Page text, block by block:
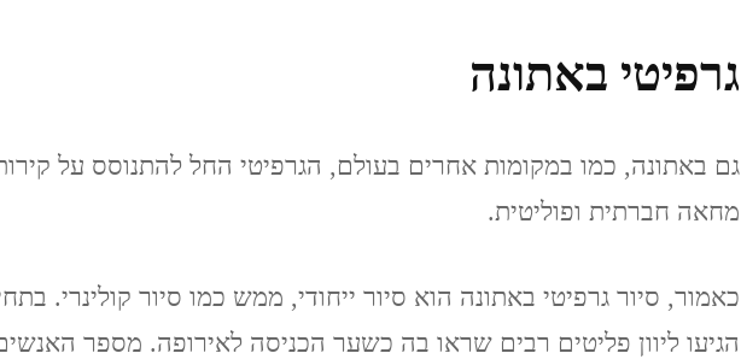
גרפיטי באתונה
גם באתונה, כמו במקומות אחרים בעולם, הגרפיטי החל להתנוסס על
מחאה חברתית ופוליטית.
כאמור, סיור גרפיטי באתונה הוא סיור ייחודי, ממש כמו סיור קולינרי.
הגיעו ליוון פליטים רבים שראו בה כשער הכניסה לאירופה. מספר